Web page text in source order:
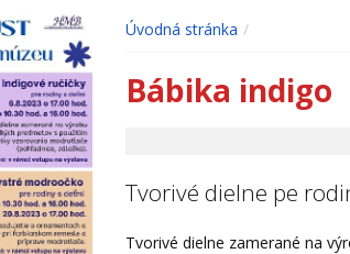
Úvodná stránka
Bábika indigo
Tvorivé dielne pe
Tvorivé dielne zamerané na